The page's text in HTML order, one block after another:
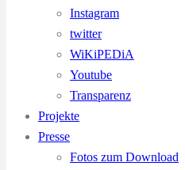
Instagram
twitter
WiKiPEDiA
Youtube
Transparenz
Projekte
Presse
Fotos zum Download